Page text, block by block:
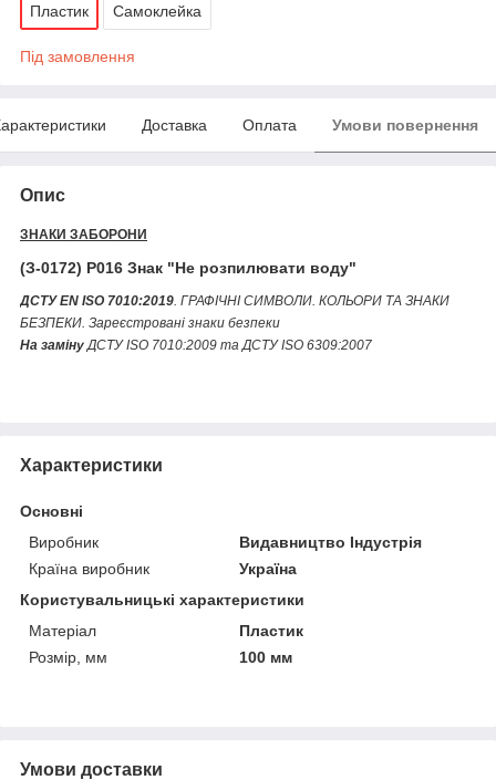
Пластик Самоклейка
Під замовлення
Доставка Оплата Умови повернення
Опис
ЗНАКИ ЗАБОРОНИ
(З-0172) P016 Знак "Не розпилювати воду"
ДСТУ EN ISO 7010:2019. ГРАФІЧНІ СИМВОЛИ. КОЛЬОРИ ТА ЗНАКИ
БЕЗПЕКИ. Зареєстровані знаки безпеки
На замінуДСТУ ІSО 7010:2009 та ДСТУ ІSО 6309:2007
Характеристики
Основні
Виробник
Видавництво Індустрія
Країна виробник
Україна
Користувальницькі характеристики
Матеріал
Пластик
Розмір, мм
100 мм
Умови доставки